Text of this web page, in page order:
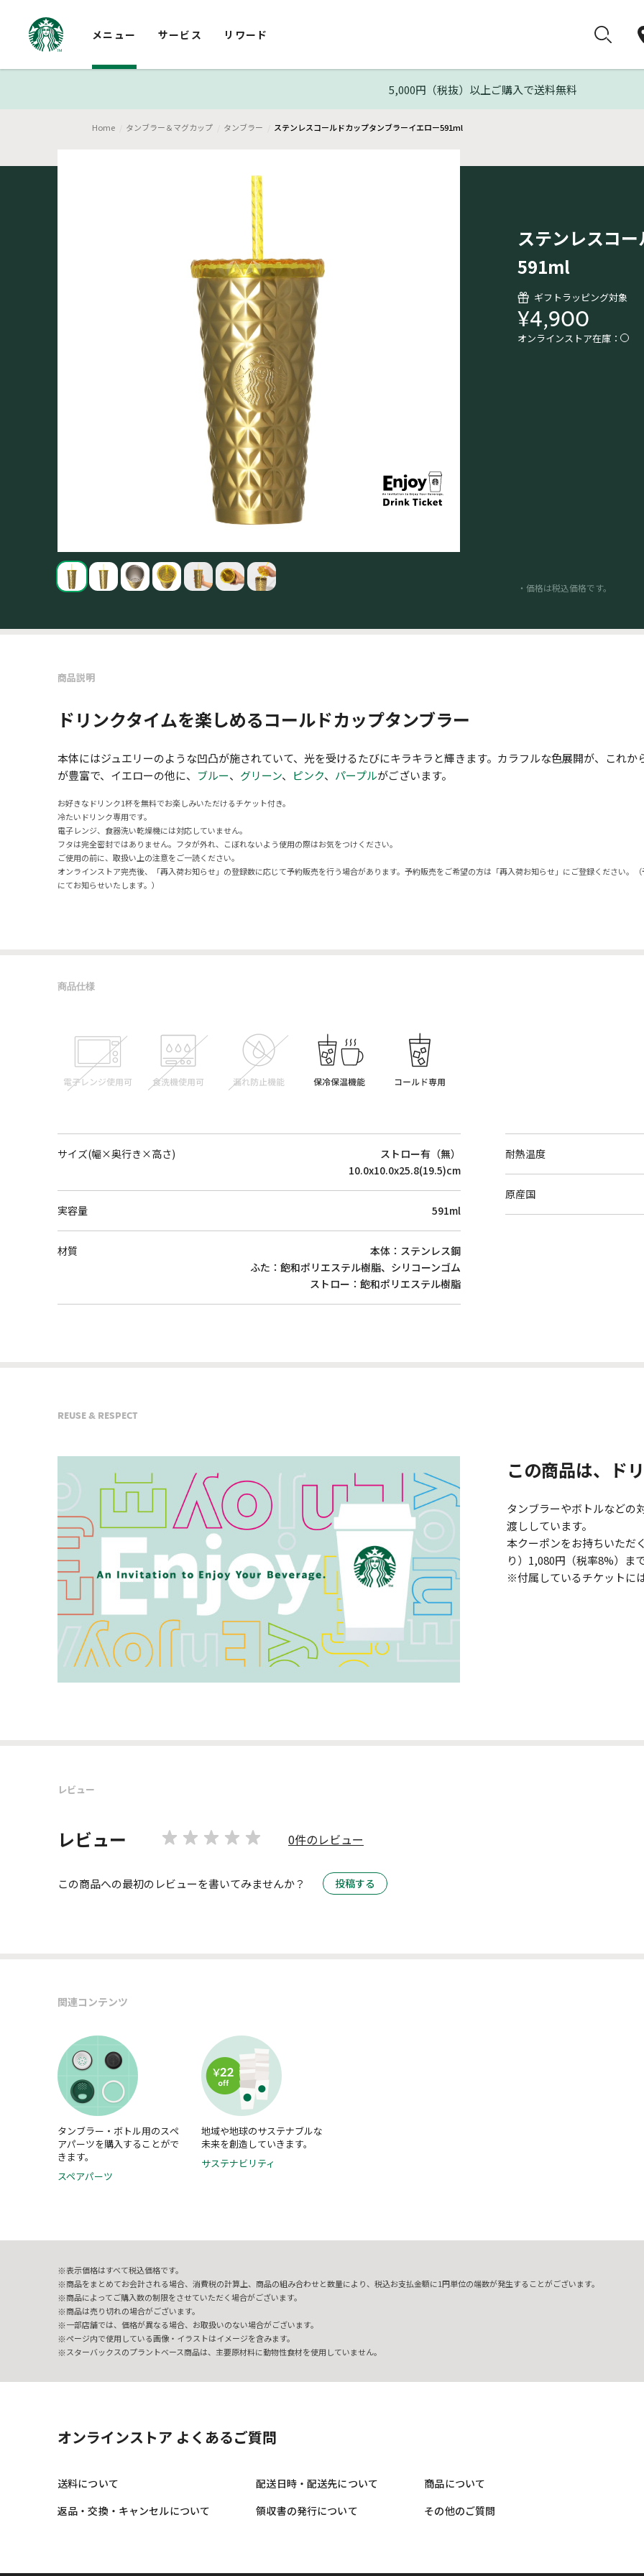
メニュー サービス リワード
5,000円（税抜）以上ご購入で送料無料
Home タンブラー＆マグカップ タンブラー ステンレスコールドカップタンブラーイエロー591ml
ステンレスコ
591ml
ギフトラッピング対象
¥4,900
オンラインストア在庫：
・価格は税込価格です。
商品説明
ドリンクタイムを楽しめるコールドカップタンブラー
本体にはジュエリーのような凹凸が施されていて、光を受けるたびにキラキラと輝きます。カラフルな色展開が、これ
が豊富で、イエローの他に、 ブルー、 グリーン、 ピンク、 パープルがございます。
お好きなドリンク1杯を無料でお楽しみいただけるチケット付き。
冷たいドリンク専用です。
電子レンジ、食器洗い乾燥機には対応していません。
フタは完全密封ではありません。フタが外れ、こぼれないよう使用の際はお気をつけください。
ご使用の前に、取扱い上の注意をご一読ください。
オンラインストア完売後、「再入荷お知らせ」の登録数に応じて予約販売を行う場合があります。予約販売をご希望の方は「再入荷お知らせ」にご登録ください。
にてお知らせいたします。）
商品仕様
サイズ(幅×奥行き×高さ)
ストロー有（無）
10.0x10.0x25.8(19.5)cm
実容量 591ml
材質
本体：ステンレス鋼
ふた：飽和ポリエステル樹脂、シリコーンゴム
ストロー：飽和ポリエステル樹脂
耐熱温度
原産国
REUSE & RESPECT
この商品は、ド
タンブラーやボトルなどの
渡ししています。
本クーポンをお持ちいただ
り）1,080円（税率8%）ま
※付属しているチケットに
レビュー
レビュー 0件のレビュー
この商品への最初のレビューを書いてみませんか？ 投稿する
関連コンテンツ
タンブラー・ボトル用のスペ
アパーツを購入することがで
きます。
スペアパーツ
地域や地球のサステナブルな
未来を創造していきます。
サステナビリティ
表示価格はすべて税込価格です。
商品をまとめてお会計される場合、消費税の計算上、商品の組み合わせと数量により、税込お支払金額に1円単位の端数が発生することがございます。
商品によってご購入数の制限をさせていただく場合がございます。
商品は売り切れの場合がございます。
一部店舗では、価格が異なる場合、お取扱いのない場合がございます。
ページ内で使用している画像・イラストはイメージを含みます。
スターバックスのプラントベース商品は、主要原材料に動物性食材を使用していません。
オンラインストア よくあるご質問
送料について
返品・交換・キャンセルについて
配送日時・配送先について
領収書の発行について
商品について
その他のご質問